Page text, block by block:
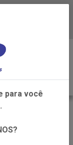
Vinhos
para você